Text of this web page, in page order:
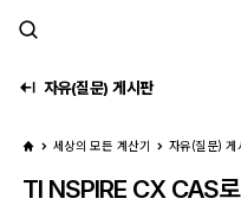
자유(질문) 게시판
세상의 모든 계산기 자유(질문) 게
TI NSPIRE CX CAS